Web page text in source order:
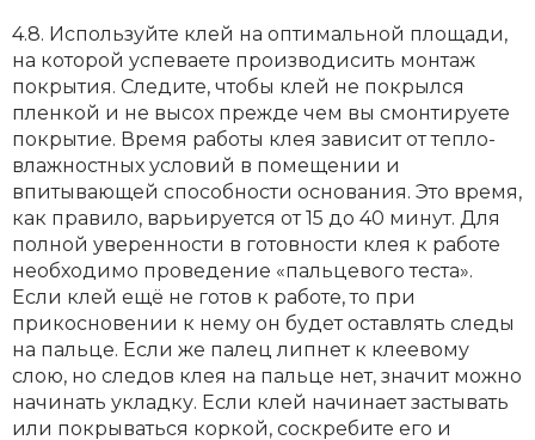
4.8. Используйте клей на оптимальной площади,
на которой успеваете производисить монтаж
покрытия. Следите, чтобы клей не покрылся
пленкой и не высох прежде чем вы смонтируете
покрытие. Время работы клея зависит от тепло-
влажностных условий в помещении и
впитывающей способности основания. Это время,
как правило, варьируется от 15 до 40 минут. Для
полной уверенности в готовности клея к работе
необходимо проведение «пальцевого теста».
Если клей ещё не готов к работе, то при
прикосновении к нему он будет оставлять следы
на пальце. Если же палец липнет к клеевому
слою, но следов клея на пальце нет, значит можно
начинать укладку. Если клей начинает застывать
или покрываться коркой, соскребите его и